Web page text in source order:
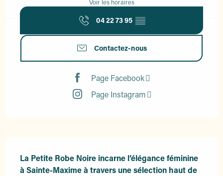
Voir les horaires
04 22 73 95 ▒▒
Contactez-nous
Page Facebook
Page Instagram
La Petite Robe Noire incarne l’élégance féminine
à Sainte-Maxime à travers une sélection haut de